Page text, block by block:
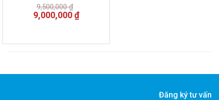
Được
xếp
hạng
sao
9,500,000₫
Giá
gốc
9,000,000₫Giá
hiện
Đăng ký tư vấn